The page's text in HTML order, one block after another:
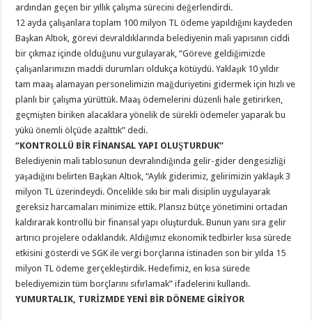
ardından geçen bir yıllık çalışma sürecini değerlendirdi.
12 ayda çalışanlara toplam 100 milyon TL ödeme yapıldığını kaydeden
Başkan Altıok, görevi devraldıklarında belediyenin mali yapısının ciddi
bir çıkmaz içinde olduğunu vurgulayarak, “Göreve geldiğimizde
çalışanlarımızın maddi durumları oldukça kötüydü. Yaklaşık 10 yıldır
tam maaş alamayan personelimizin mağduriyetini gidermek için hızlı ve
planlı bir çalışma yürüttük. Maaş ödemelerini düzenli hale getirirken,
geçmişten biriken alacaklara yönelik de sürekli ödemeler yaparak bu
yükü önemli ölçüde azalttık” dedi.
“KONTROLLÜ BİR FİNANSAL YAPI OLUŞTURDUK”
Belediyenin mali tablosunun devralındığında gelir-gider dengesizliği
yaşadığını belirten Başkan Altıok, “Aylık giderimiz, gelirimizin yaklaşık 3
milyon TL üzerindeydi. Öncelikle sıkı bir mali disiplin uygulayarak
gereksiz harcamaları minimize ettik. Plansız bütçe yönetimini ortadan
kaldırarak kontrollü bir finansal yapı oluşturduk. Bunun yanı sıra gelir
artırıcı projelere odaklandık. Aldığımız ekonomik tedbirler kısa sürede
etkisini gösterdi ve SGK ile vergi borçlarına istinaden son bir yılda 15
milyon TL ödeme gerçekleştirdik. Hedefimiz, en kısa sürede
belediyemizin tüm borçlarını sıfırlamak” ifadelerini kullandı.
YUMURTALIK, TURİZMDE YENİ BİR DÖNEME GİRİYOR